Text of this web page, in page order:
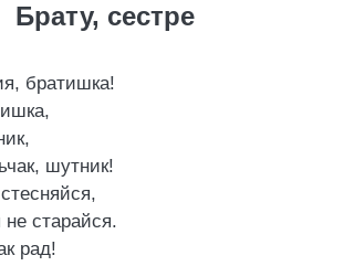
Брату, сестре
братишка!
шутник!
старайся.
рад!